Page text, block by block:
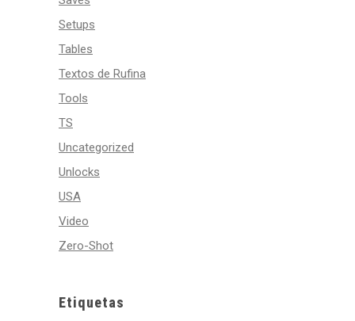
Setups
Tables
Textos de Rufina
Tools
TS
Uncategorized
Unlocks
USA
Video
Zero-Shot
Etiquetas